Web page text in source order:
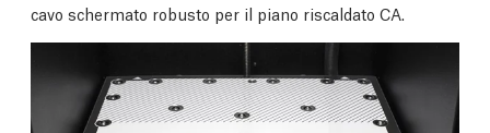
cavo schermato robusto per il piano riscaldato CA.